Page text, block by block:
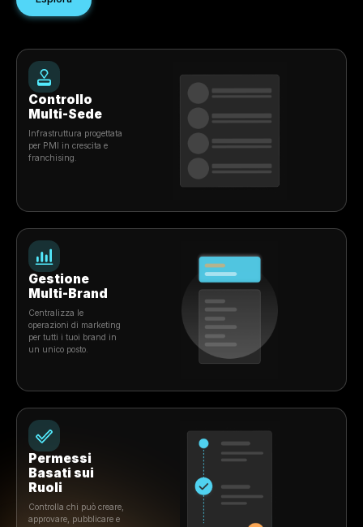
Scala le sedi
Supporta la crescita multi-brand, multi-sede e in
un unico sistema.
Potenzia i team
Dai a dipendenti, manager, agenzie e operatori l'accesso
controllo giusti.